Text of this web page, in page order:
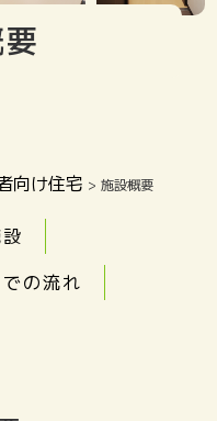
向け住宅 >施設概要
の流れ